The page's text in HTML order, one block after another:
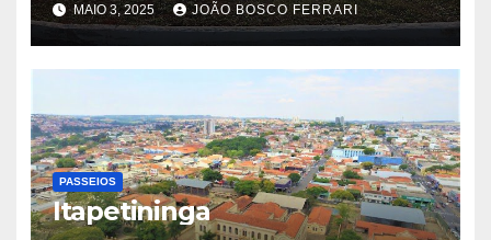
MAIO 3, 2025 JOÃO BOSCO FERRARI
PASSEIOS
Itapetininga